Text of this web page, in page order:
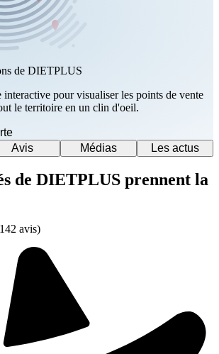
de DIETPLUS
interactive pour visualiser les points de vente
le territoire en un clin d'oeil.
Avis Médias Les actus
de DIETPLUS prennent la
avis)